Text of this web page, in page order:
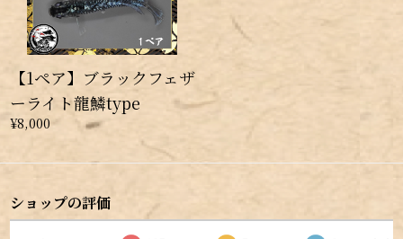
【1ペア】ブラックフェザ
ーライト龍鱗type
¥8,000
ショップの評価